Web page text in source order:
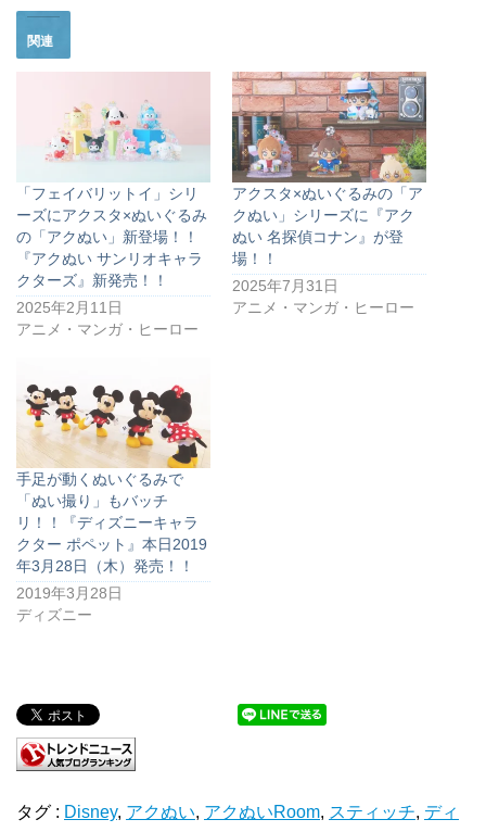
関連
「フェイバリットイ」シリ
ーズにアクスタ×ぬいぐるみ
の「アクぬい」新登場！！
『アクぬい サンリオキャラ
クターズ』新発売！！
2025年2月11日
アニメ・マンガ・ヒーロー
アクスタ×ぬいぐるみの「ア
クぬい」シリーズに『アク
ぬい 名探偵コナン』が登
場！！
2025年7月31日
アニメ・マンガ・ヒーロー
手足が動くぬいぐるみで
「ぬい撮り」もバッチ
リ！！『ディズニーキャラ
クター ポペット』本日2019
年3月28日（木）発売！！
2019年3月28日
ディズニー
タグ : Disney, アクぬい, アクぬいRoom, スティッチ, ディ